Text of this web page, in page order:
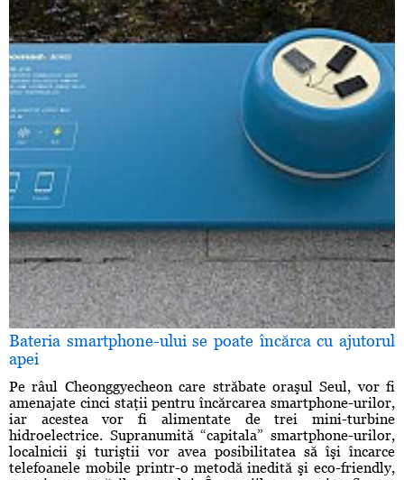
Bateria smartphone-ului se poate încărca cu ajutorul
apei
Pe râul Cheonggyecheon care străbate oraşul Seul, vor fi
amenajate cinci staţii pentru încărcarea smartphone-urilor,
iar acestea vor fi alimentate de trei mini-turbine
hidroelectrice. Supranumită “capitala” smartphone-urilor,
localnicii şi turiştii vor avea posibilitatea să îşi încarce
telefoanele mobile printr-o metodă inedită şi eco-friendly,